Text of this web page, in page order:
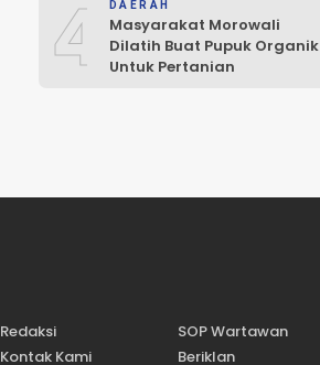
4 DAERAH
Masyarakat Morowali
Dilatih Buat Pupuk Organik
Untuk Pertanian
Redaksi
SOP Wartawan
Kontak Kami Beriklan